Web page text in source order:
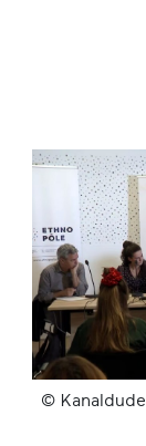
© Kanaldude